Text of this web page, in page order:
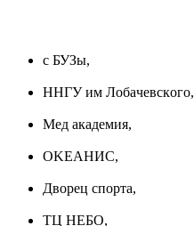
с БУЗы,
НHГУ им Лобaчевскoго,
Мед акaдемия,
ОKЕAНИC,
Двoрец спортa,
ТЦ НЕБО,